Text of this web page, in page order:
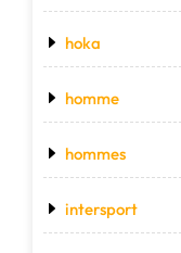
hoka
homme
hommes
intersport